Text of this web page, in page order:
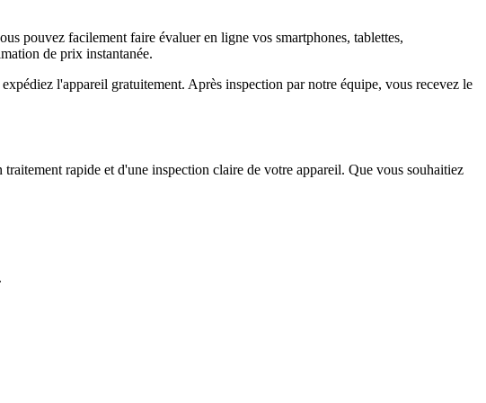
pouvez facilement faire évaluer en ligne vos smartphones, tablettes,
de prix instantanée.
l'appareil gratuitement. Après inspection par notre équipe, vous recevez le
rapide et d'une inspection claire de votre appareil. Que vous souhaitiez